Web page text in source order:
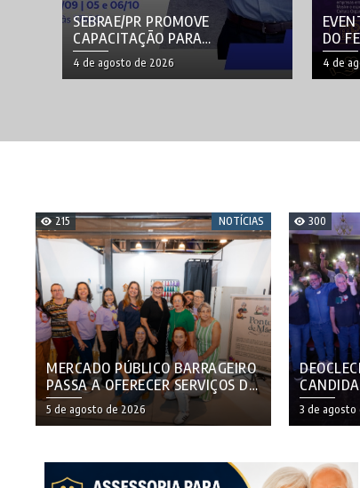
SEBRAE/PR PROMOVE
CAPACITAÇÃO PARA
LIDERANÇAS EM FOZ DO
IGUAÇU
4 de agosto de 2026
DO
4 de
215 NOTÍCIAS
MERCADO PÚBLICO BARRAGEIRO
PASSA A OFERECER SERVIÇOS DE
COSTURA E ECOBAGS
SUSTENTÁVEIS
5 de agosto de 2026
300
3 de agosto